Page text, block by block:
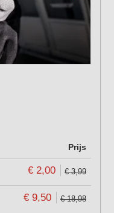
Prijs
€ 2,00 € 3,99
€ 9,50 € 18,98